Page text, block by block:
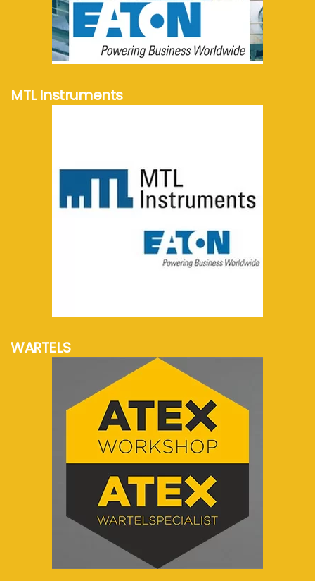
meer info...
MTL Instruments
WARTELS
meer info...